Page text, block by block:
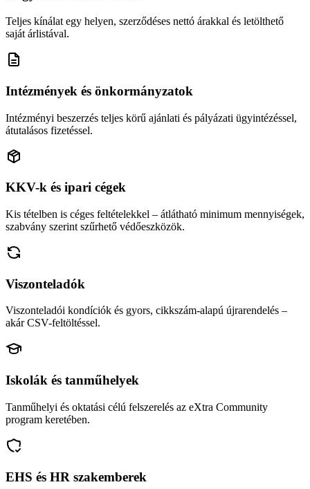
Teljes kínálat egy helyen, szerződéses nettó árakkal és letölthető
saját árlistával.
Intézmények és önkormányzatok
Intézményi beszerzés teljes körű ajánlati és pályázati ügyintézéssel,
átutalásos fizetéssel.
KKV-k és ipari cégek
Kis tételben is céges feltételekkel – átlátható minimum mennyiségek,
szabvány szerint szűrhető védőeszközök.
Viszonteladók
Viszonteladói kondíciók és gyors, cikkszám-alapú újrarendelés –
akár CSV-feltöltéssel.
Iskolák és tanműhelyek
Tanműhelyi és oktatási célú felszerelés az eXtra Community
program keretében.
EHS és HR szakemberek